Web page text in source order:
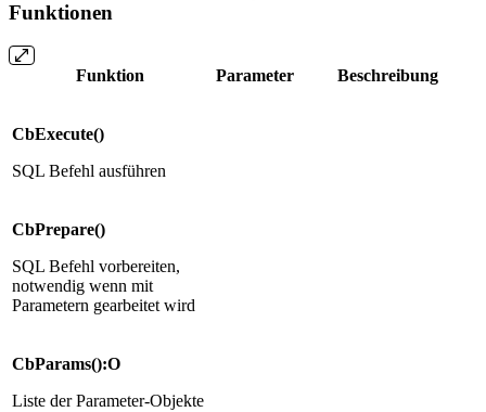
Funktionen
Funktion Parameter Beschreibung
CbExecute()
SQL Befehl ausführen
CbPrepare()
SQL Befehl vorbereiten,
notwendig wenn mit
Parametern gearbeitet wird
CbParams():O
Liste der Parameter-Objekte